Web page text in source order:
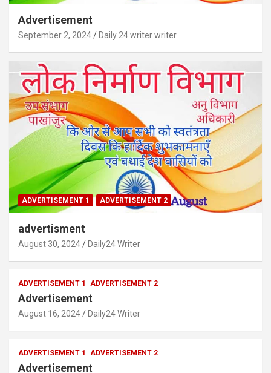
Advertisement
September 2, 2024 Daily 24 writer writer
ADVERTISEMENT 1 ADVERTISEMENT 2
advertisment
August 30, 2024 Daily24 Writer
ADVERTISEMENT 1 ADVERTISEMENT 2
Advertisement
August 16, 2024 Daily24 Writer
ADVERTISEMENT 1 ADVERTISEMENT 2
Advertisement